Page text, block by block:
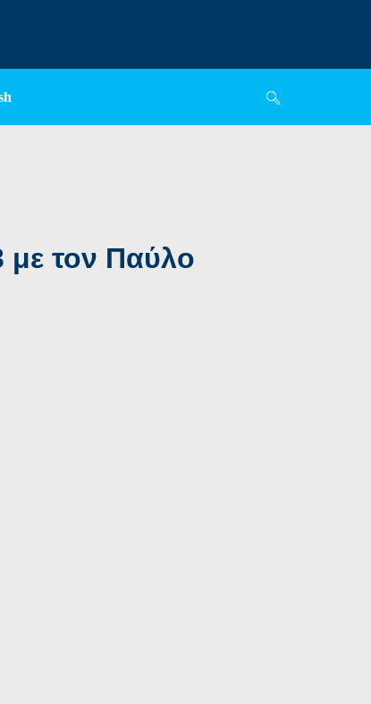
τον Παύλο